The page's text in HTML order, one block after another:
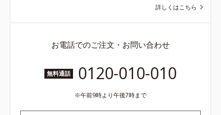
詳しくはこちら
お電話でのご注文・お問い合わせ
無料通話 0120-010-010
午前9時より午後7時まで